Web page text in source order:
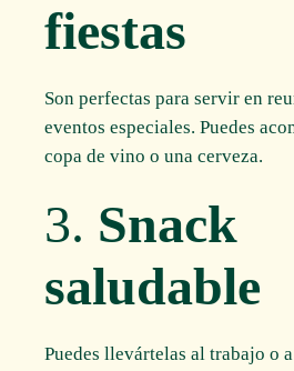
fiestas
Son perfectas para servir en
eventos especiales. Puedes
copa de vino o una cerveza.
3. Snack
saludable
Puedes llevártelas al trabajo o